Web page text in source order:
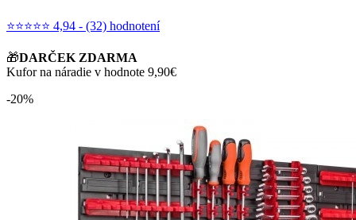
⭐⭐⭐⭐⭐ 4,94 - (32) hodnotení
🎁DARČEK ZDARMA
Kufor na náradie v hodnote 9,90€
-20%